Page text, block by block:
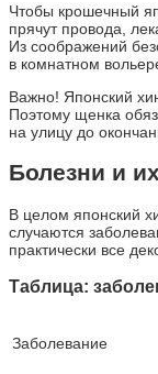
Чтобы крошечный
прячут провода,
Из соображений
в комнатном
Важно! Японский
Поэтому щенка
на улицу до
Болезни и
В целом японский
случаются
практически все
Таблица:
Заболевание